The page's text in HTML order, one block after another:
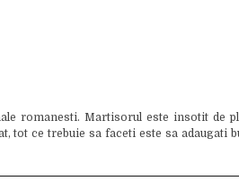
romanesti. Martisorul este insotit de
tot ce trebuie sa faceti este sa